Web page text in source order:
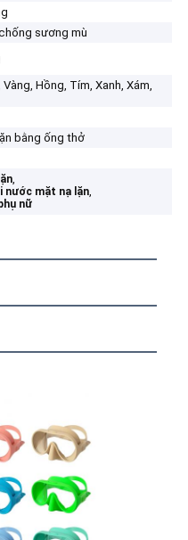
sương mù
Hồng, Tím, Xanh, Xám,
bằng ống thở
,
nước mặt nạ lặn,
nữ